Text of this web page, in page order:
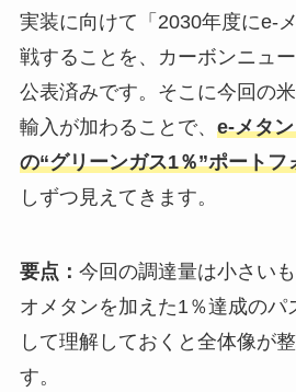
実装に向けて「2030年度にe-
戦することを、カーボンニュ
公表済みです。そこに今回の
輸入が加わることで、 e-メタ
の“グリーンガス1％”ポートフ
しずつ見えてきます。
要点： 今回の調達量は小さい
オメタンを加えた1％達成のパ
して理解しておくと全体像が
す。